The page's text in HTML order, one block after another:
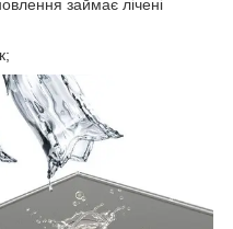
займає лічені